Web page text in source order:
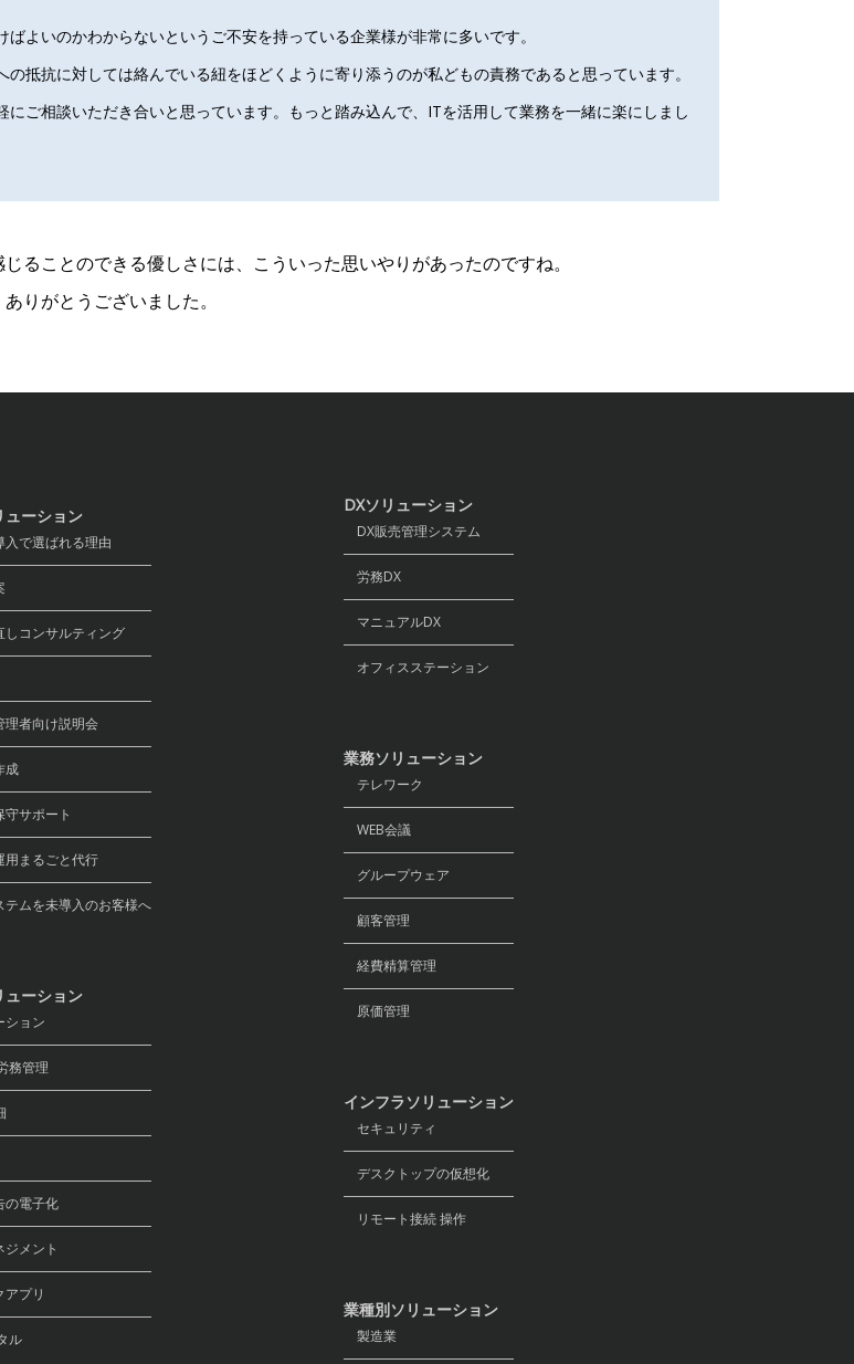
よいのかわからないというご不安を持っている企業様が非常に多いです。
抵抗に対しては絡んでいる紐をほどくように寄り添うのが私どもの責務であると思っています。
ご相談いただき合いと思っています。もっと踏み込んで、ITを活用して業務を一緒に楽にしまし
ることのできる優しさには、こういった思いやりがあったのですね。
ありがとうございました。
ューション
で選ばれる理由
コンサルティング
者向け説明会
成
サポート
まるごと代行
ムを未導入のお客様へ
ューション
ョン
務管理
電子化
メント
プリ
ル
DXソリューション
DX販売管理システム
労務DX
マニュアルDX
オフィスステーション
業務ソリューション
テレワーク
WEB会議
グループウェア
顧客管理
経費精算管理
原価管理
インフラソリューション
セキュリティ
デスクトップの仮想化
リモート接続 操作
業種別ソリューション
製造業